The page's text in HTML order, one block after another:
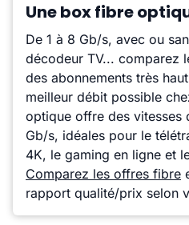
Une box fibre
De 1 à 8 Gb/s, avec ou
décodeur TV... comparez
des abonnements très
meilleur débit possible
optique offre des vitesses
Gb/s, idéales pour le
4K, le gaming en ligne et
Comparez les offres fibre
rapport qualité/prix selon